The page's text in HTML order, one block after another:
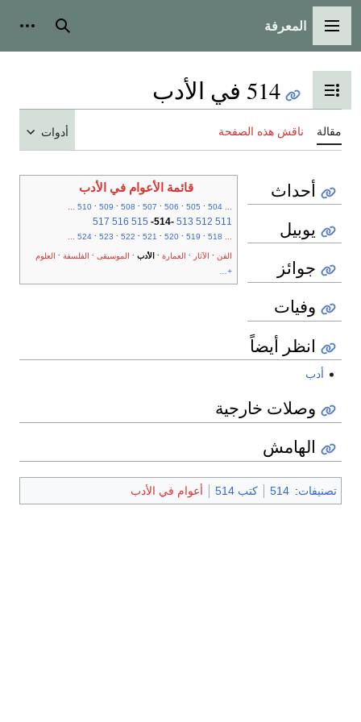
القائمة الرئيسية
المعرفة بحث
تبديل عرض جدول المحتويات
514 في الأدب
مقالة ناقش هذه الصفحة أدوات
قائمة الأعوام في الأدب
...
504
505
506
507
508
509
510
...
511
512
513
-
514
-
515
516
517
...
518
519
520
521
522
523
524
...
الفن الآثار العمارة الأدب الموسيقى الفلسفة
العلوم
+...
أحداث
يوبيل
جوائز
وفيات
انظر أيضاً
أدب
وصلات خارجية
الهامش
تصنيفات:
514 كتب 514 أعوام في الأدب